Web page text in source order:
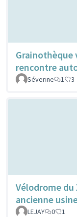
Grainothèque
rencontre
Séverine
1 3
Vélodrome du
ancienne
LEJAY
0 1